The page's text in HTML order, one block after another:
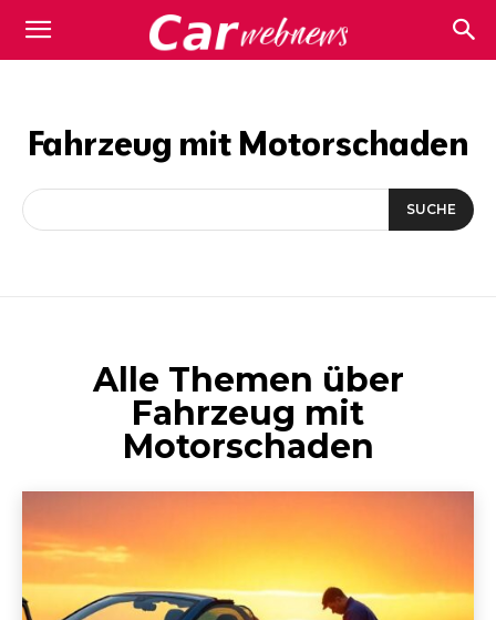
Carwebnews.com
Fahrzeug mit Motorschaden
SUCHE
Alle Themen über
Fahrzeug mit
Motorschaden